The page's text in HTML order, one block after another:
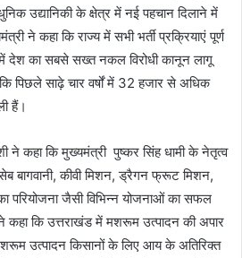
उद्यानिकी के क्षेत्र में नई पहचान दिलाने में
ने कहा कि राज्य में सभी भर्ती प्रक्रियाएं पूर्ण
में देश का सबसे सख्त नकल विरोधी कानून लागू
पिछले साढ़े चार वर्षों में 32 हजार से अधिक
हैं।
ने कहा कि मुख्यमंत्री पुष्कर सिंह धामी के नेतृत्व
सेब बागवानी, कीवी मिशन, ड्रैगन फ्रूट मिशन,
परियोजना जैसी विभिन्न योजनाओं का सफल
कहा कि उत्तराखंड में मशरूम उत्पादन की अपार
उत्पादन किसानों के लिए आय के अतिरिक्त